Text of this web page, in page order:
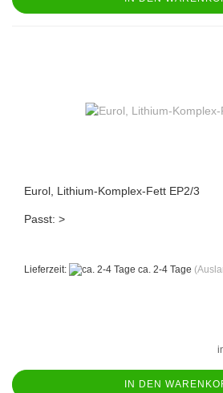
Eurol, Lithium-Komplex-Fett EP2/3
Passt: >
Lieferzeit: ca. 2-4 Tage
IN DEN